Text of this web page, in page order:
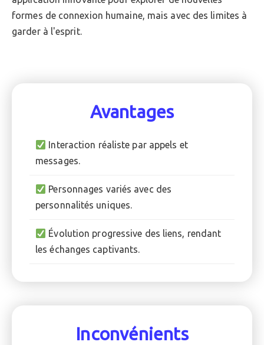
formes de connexion humaine, mais avec des limites à
garder à l'esprit.
Avantages
Interaction réaliste par appels et
messages.
Personnages variés avec des
personnalités uniques.
Évolution progressive des liens, rendant
les échanges captivants.
Inconvénients